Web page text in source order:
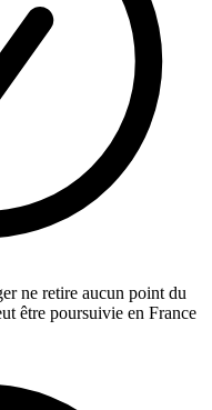
ne retire aucun point du
être poursuivie en France